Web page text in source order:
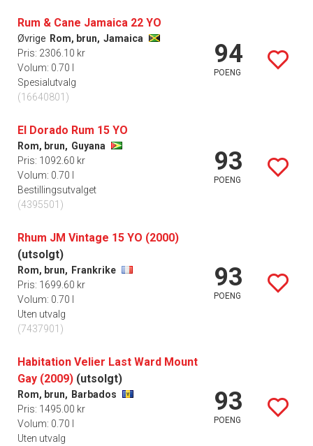
Rum & Cane Jamaica 22 YO
Øvrige Rom, brun, Jamaica
Pris: 2306.10 kr
Volum: 0.70 l
Spesialutvalg
(16640801)
94
POENG
El Dorado Rum 15 YO
Rom, brun, Guyana
Pris: 1092.60 kr
Volum: 0.70 l
Bestillingsutvalget
(4395501)
93
POENG
Rhum JM Vintage 15 YO (2000)
(utsolgt)
Rom, brun, Frankrike
Pris: 1699.60 kr
Volum: 0.70 l
Uten utvalg
(7437901)
93
POENG
Habitation Velier Last Ward Mount
Gay (2009) (utsolgt)
Rom, brun, Barbados
Pris: 1495.00 kr
Volum: 0.70 l
Uten utvalg
93
POENG